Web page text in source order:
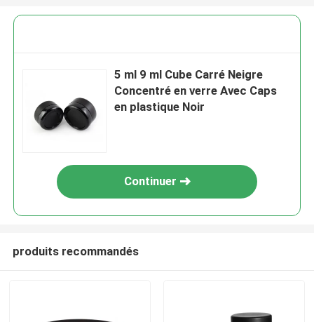
5 ml 9 ml Cube Carré Neigre
Concentré en verre Avec Caps
en plastique Noir
Continuer
produits recommandés